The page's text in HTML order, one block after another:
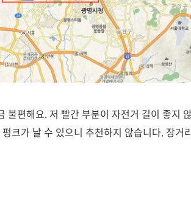
불편해요. 저 빨간 부분이 자전거 길이 좋지
크가 날 수 있으니 추천하지 않습니다. 장